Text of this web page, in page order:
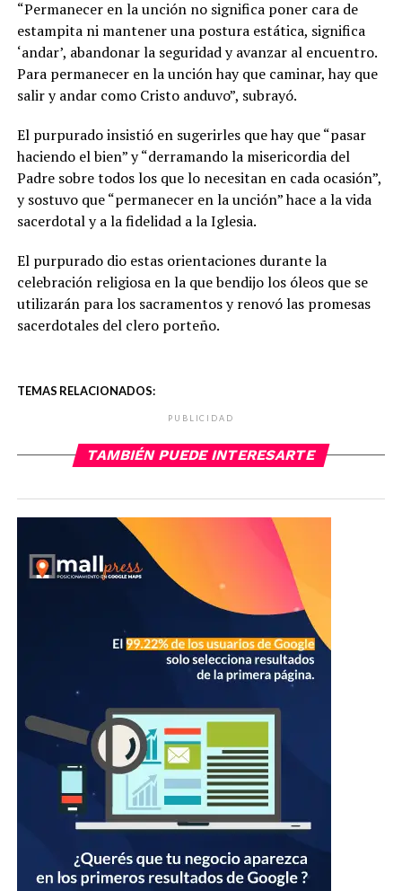
“Permanecer en la unción no significa poner cara de
estampita ni mantener una postura estática, significa
‘andar’, abandonar la seguridad y avanzar al encuentro.
Para permanecer en la unción hay que caminar, hay que
salir y andar como Cristo anduvo”, subrayó.
El purpurado insistió en sugerirles que hay que “pasar
haciendo el bien” y “derramando la misericordia del
Padre sobre todos los que lo necesitan en cada ocasión”,
y sostuvo que “permanecer en la unción” hace a la vida
sacerdotal y a la fidelidad a la Iglesia.
El purpurado dio estas orientaciones durante la
celebración religiosa en la que bendijo los óleos que se
utilizarán para los sacramentos y renovó las promesas
sacerdotales del clero porteño.
TEMAS RELACIONADOS:
PUBLICIDAD
TAMBIÉN PUEDE INTERESARTE